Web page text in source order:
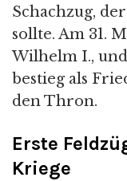
Schachzug,
sollte. Am 31.
Wilhelm I.,
bestieg als
den Thron.
Erste
Kriege